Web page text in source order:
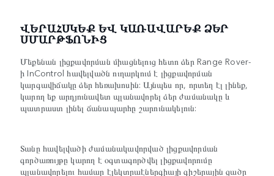
ՎԵՐԱՀՍԿԵՔ ԵՎ ԿԱՌԱՎԱՐԵՔ ՁԵՐ
ՍՄԱՐԹՖՈՆԻՑ
Մեքենան լիցքավորման միացնելուց հետո ձեր Range Rover-
ի InControl հավելվածն ուղարկում է լիցքավորման
կարգավիճակը ձեր հեռախոսին: Այնպես որ, որտեղ էլ լինեք,
կարող եք արդյունավետ պլանավորել ձեր ժամանակը և
պատրաստ լինել ճանապարհը շարունակելուն:
Տանը հավելվածի ժամանակավորված լիցքավորման
գործառույթը կարող է օգտագործվել լիցքավորումը
պլանավորելու համար էլեկտրաէներգիայի գիշերային ցածր